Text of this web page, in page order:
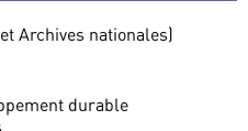
Archives nationales)
durable